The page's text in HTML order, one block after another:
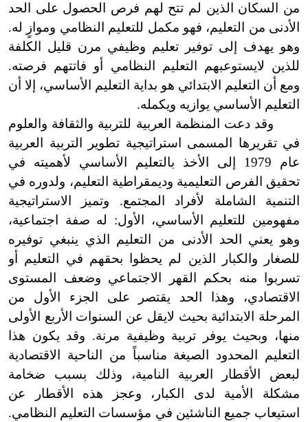
من السكان الذين لم تتح لهم فرص الحصول على الحد
الأدنى من التعليم، فهو مكمل للتعليم النظامي وموازٍ له.
وهو يهدف إلى توفير تعليم وظيفي مرن قليل الكلفة
للذين لايستوعبهم التعليم النظامي أو فاتتهم فرصته.
ومع أن التعليم الابتدائي هو بداية التعليم الأساسي، إلا أن
التعليم الأساسي يوازيه ويكمله.
وقد دعت المنظمة العربية للتربية والثقافة والعلوم
في تقريرها المسمى استراتيجية تطوير التربية العربية
عام 1979 إلى الأخذ بالتعليم الأساسي لأهميته في
تحقيق الفرص التعليمية وديمقراطية التعليم، ولدوره في
التنمية الشاملة لأفراد المجتمع. وتميز الاستراتيجية
مفهومين للتعليم الأساسي، الأول: له صفة اجتماعية،
وهو يعني الحد الأدنى من التعليم الذي ينبغي توفيره
للصغار والكبار الذين لم يحظوا بحقهم في التعليم أو
تسربوا منه بحكم القهر الاجتماعي وضعف المستوى
الاقتصادي، وهذا الحد يقتصر على الجزء الأول من
المرحلة الابتدائية بحيث لايقل عن السنوات الأربع الأولى
منها، وبحيث يوفر تربية وظيفية مرنة. وقد يكون هذا
التعليم المحدود الصيغة مناسباً من الناحية الاقتصادية
لبعض الأقطار العربية النامية، وذلك بسبب ضخامة
مشكلة الأمية لدى الكبار، وعجز هذه الأقطار عن
استيعاب جميع الناشئين في مؤسسات التعليم النظامي.